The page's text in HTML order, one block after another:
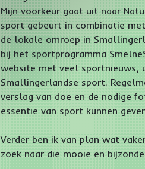
Mijn voorkeur gaat uit naar
sport gebeurt in combinatie
de lokale omroep in
bij het sportprogramma
website met veel sportnieuws,
Smallingerlandse sport.
verslag van doe en de nodige
essentie van sport kunnen
Verder ben ik van plan wat
zoek naar die mooie en